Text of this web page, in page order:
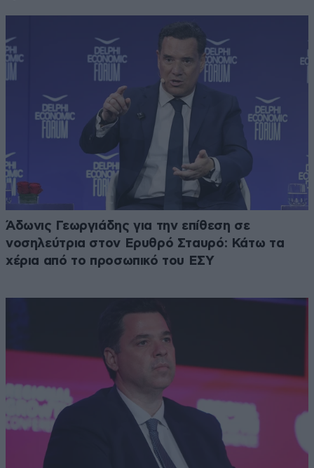
Άδωνις Γεωργιάδης για την επίθεση σε
νοσηλεύτρια στον Ερυθρό Σταυρό: Κάτω τα
χέρια από το προσωπικό του ΕΣΥ